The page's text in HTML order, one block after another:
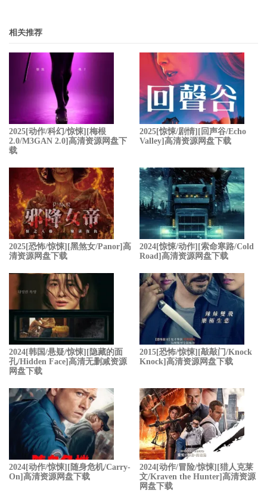
相关推荐
2025[动作/科幻/惊悚][梅根
2.0/M3GAN 2.0]高清资源网盘下
载
2025[惊悚/剧情][回声谷/Echo
Valley]高清资源网盘下载
2025[恐怖/惊悚][黑煞女/Panor]高
清资源网盘下载
2024[惊悚/动作][索命寒路/Cold
Road]高清资源网盘下载
2024[韩国/悬疑/惊悚][隐藏的面
孔/Hidden Face]高清无删减资源
网盘下载
2015[恐怖/惊悚][敲敲门/Knock
Knock]高清资源网盘下载
2024[动作/惊悚][随身危机/Carry-
On]高清资源网盘下载
2024[动作/冒险/惊悚][猎人克莱
文/Kraven the Hunter]高清资源
网盘下载